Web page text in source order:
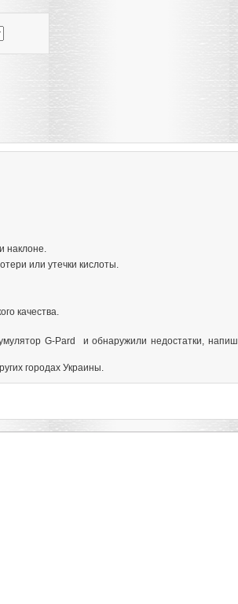
наклоне.
или утечки кислоты.
качества.
G-Pard и обнаружили недостатки,
городах Украины.